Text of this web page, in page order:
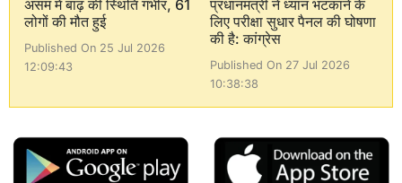
असम में बाढ़ की स्थिति गंभीर, 61
लोगों की मौत हुई
Published On 25 Jul 2026
12:09:43
प्रधानमंत्री ने ध्यान भटकाने के
लिए परीक्षा सुधार पैनल की घोषणा
की है: कांग्रेस
Published On 27 Jul 2026
10:38:38